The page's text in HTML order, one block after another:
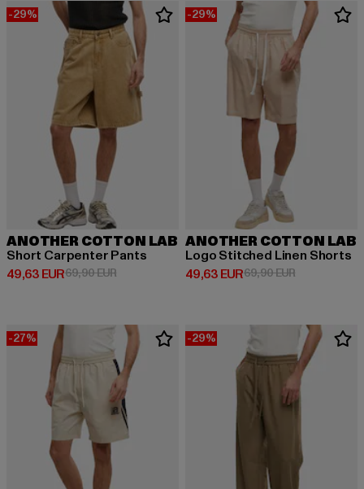
-29%
ANOTHER COTTON LAB
Short Carpenter Pants
49,63 EUR
Ajankohtainen hinta: 49,63 EUR
69,90 EURKampanjahinta: 69,90 EUR
-29%
ANOTHER COTTON LAB
Logo Stitched Linen Shorts
49,63 EUR
Ajankohtainen hinta: 49,63 EUR
69,90 EUR
-27% -29%